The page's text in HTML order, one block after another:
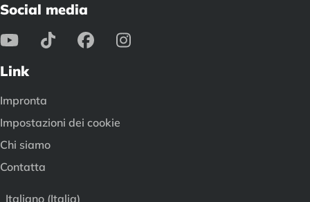
Social media
Link
Impronta
Impostazioni dei cookie
Chi siamo
Contatta
Italiano (Italia)